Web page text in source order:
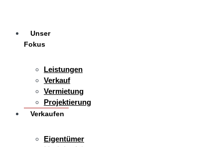
Unser
Fokus
Leistungen
Verkauf
Vermietung
Projektierung
Verkaufen
Eigentümer